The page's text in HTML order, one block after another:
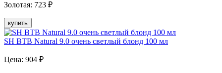
Золотая: 723 ₽
купить
SH BTB Natural 9.0 очень светлый блонд 100 мл
Цена: 904 ₽